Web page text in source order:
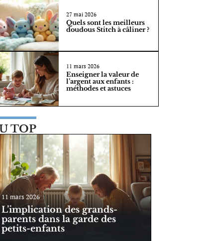
27 mai 2026
Quels sont les meilleurs
doudous Stitch à câliner ?
11 mars 2026
Enseigner la valeur de
l’argent aux enfants :
méthodes et astuces
TOP
11 mars 2026
L’implication des grands-
parents dans la garde des
petits-enfants